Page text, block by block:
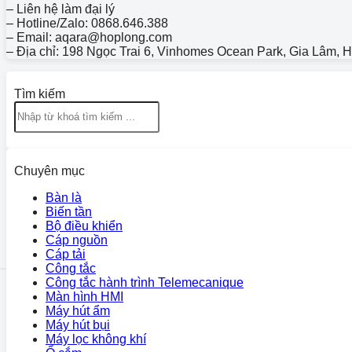
– Liên hệ làm đại lý
– Hotline/Zalo: 0868.646.388
– Email: aqara@hoplong.com
– Địa chỉ: 198 Ngọc Trai 6, Vinhomes Ocean Park, Gia Lâm,
Tìm kiếm
Chuyên mục
Bàn là
Biến tần
Bộ điều khiển
Cáp nguồn
Cáp tải
Công tắc
Công tắc hành trình Telemecanique
Màn hình HMI
Máy hút ẩm
Máy hút bụi
Máy lọc không khí